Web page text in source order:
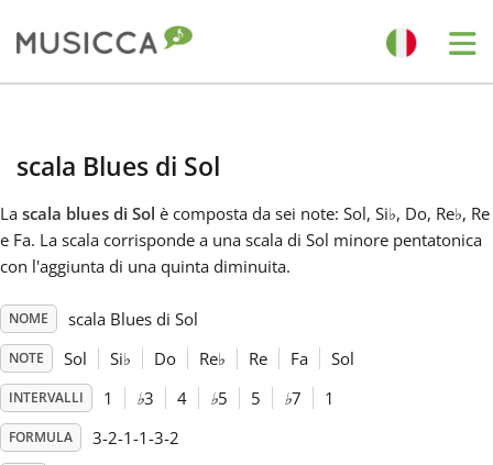
Deutsch
English
scala Blues di Sol
La scala blues di Sol è composta da sei note: Sol, Si♭, Do, Re♭, Re
e Fa. La scala corrisponde a una scala di Sol minore pentatonica
con l'aggiunta di una quinta diminuita.
NOME scala Blues di Sol
NOTE Sol Si♭ Do Re♭ Re Fa Sol
INTERVALLI 1 ♭3 4 ♭5 5 ♭7 1
FORMULA 3-2-1-1-3-2